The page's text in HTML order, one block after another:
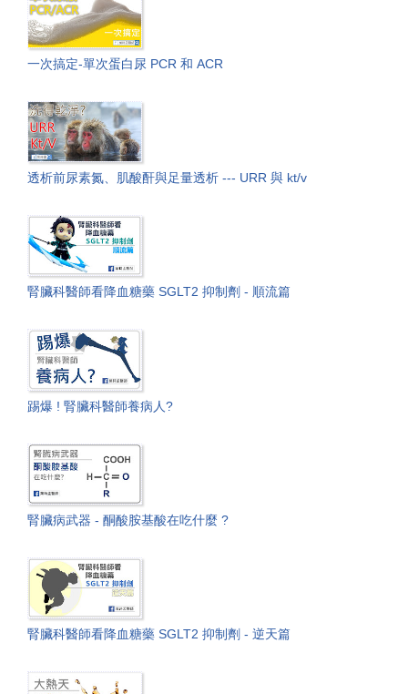
一次搞定-單次蛋白尿 PCR 和 ACR
透析前尿素氮、肌酸酐與足量透析 --- URR 與 kt/v
腎臟科醫師看降血糖藥 SGLT2 抑制劑 - 順流篇
踢爆 ! 腎臟科醫師養病人?
腎臟病武器 - 酮酸胺基酸在吃什麼 ?
腎臟科醫師看降血糖藥 SGLT2 抑制劑 - 逆天篇